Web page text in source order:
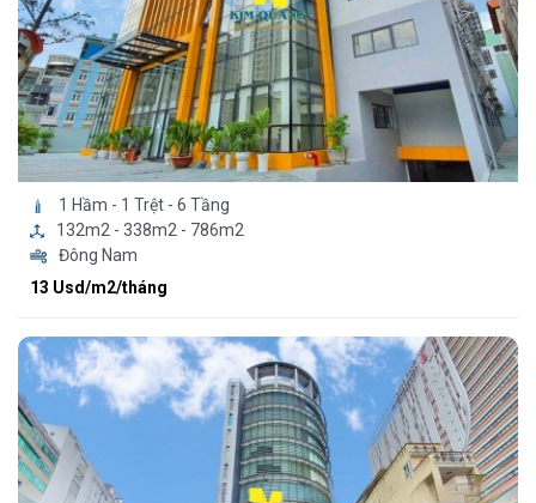
1 Hầm - 1 Trệt - 6 Tầng
132m2 - 338m2 - 786m2
Đông Nam
13 Usd/m2/tháng